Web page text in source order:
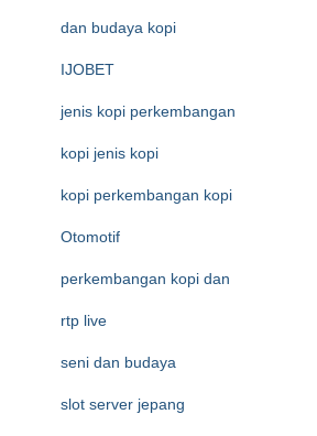
dan budaya kopi
IJOBET
jenis kopi perkembangan
kopi jenis kopi
kopi perkembangan kopi
Otomotif
perkembangan kopi dan
rtp live
seni dan budaya
slot server jepang